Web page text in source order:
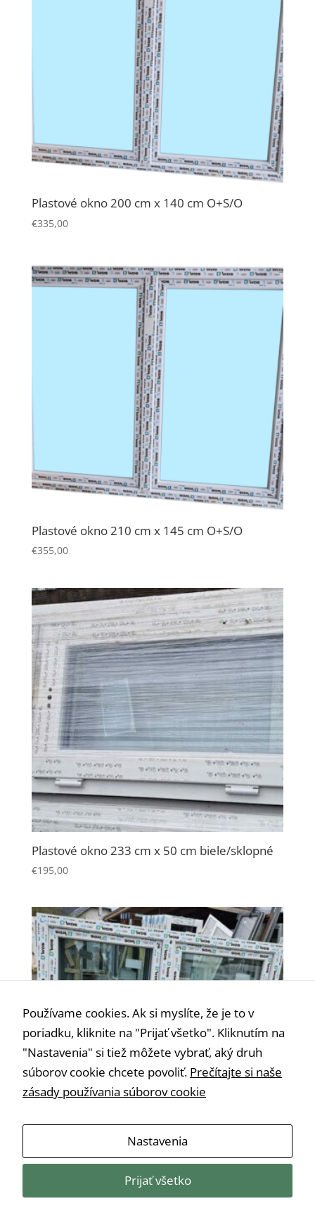
Plastové okno 200 cm x 140 cm O+S/O
€335,00
Plastové okno 210 cm x 145 cm O+S/O
€355,00
Plastové okno 233 cm x 50 cm biele/sklopné
€195,00
Plastové okno š150 cm x v150 cm O+OS
€280,00
Používame cookies. Ak si myslíte, že je to v
poriadku, kliknite na "Prijať všetko". Kliknutím na
"Nastavenia" si tiež môžete vybrať, aký druh
súborov cookie chcete povoliť. Prečítajte si naše
zásady používania súborov cookie
Nastavenia
Prijať všetko